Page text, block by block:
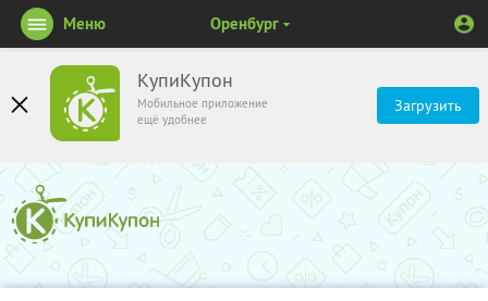
КупиКупон
Мобильное приложение
ещё удобнее
Загрузить
Меню Оренбург